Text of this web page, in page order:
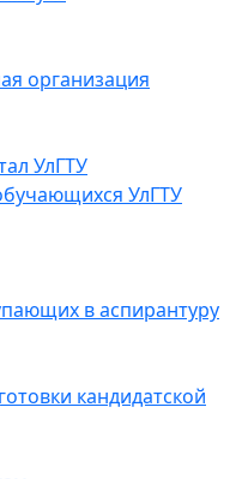
организация
УлГТУ
УлГТУ
в аспирантуру
кандидатской